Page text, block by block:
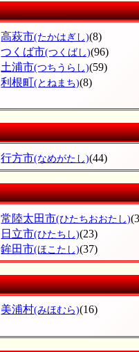
高萩市(たかはぎし)(8)
つくば市(つくばし)(96)
土浦市(つちうらし)(59)
利根町(とねまち)(8)
行方市(なめがたし)(44)
常陸太田市(ひたちおおたし)
日立市(ひたちし)(23)
鉾田市(ほこたし)(37)
美浦村(みほむら)(16)